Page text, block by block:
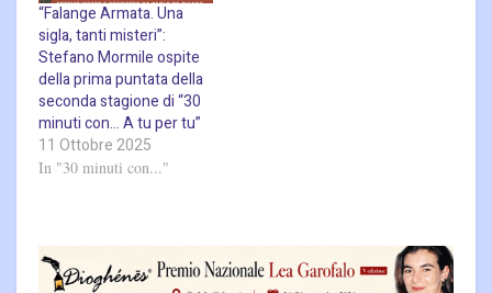
“Falange Armata. Una
sigla, tanti misteri”:
Stefano Mormile ospite
della prima puntata della
seconda stagione di “30
minuti con… A tu per tu”
11 Ottobre 2025
In "30 minuti con..."